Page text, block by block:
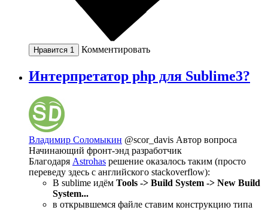
Нравится 1 Комментировать
Интерпретатор php для Sublime3?
Владимир Соломыкин @scor_davis Автор вопроса
Начинающий фронт-энд разработчик
Благодаря Astrohas решение оказалось таким (просто
переведу здесь с английского stackoverflow):
В sublime идём Tools -> Build System -> New Build
System...
в открывшемся файле ставим конструкцию типа